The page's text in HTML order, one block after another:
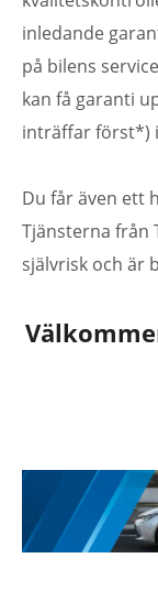
inledande
på bilens
kan få garanti
inträffar först*)
Du får även ett
Tjänsterna från
självrisk och är